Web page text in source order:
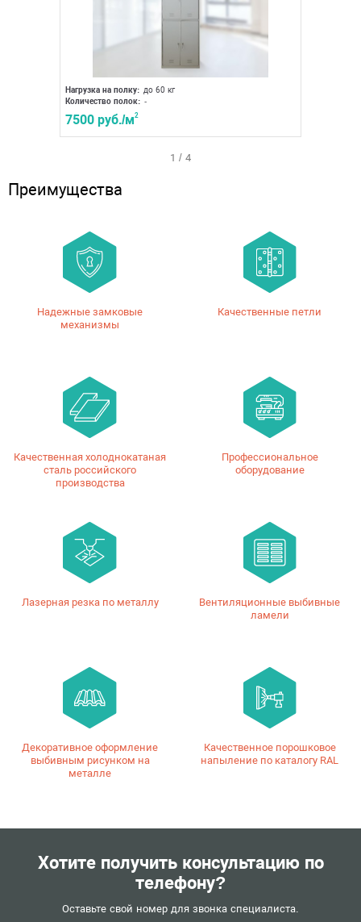
Нагрузка на полку: до 60 кг
Количество полок: -
7500 руб./м2
1 / 4
Преимущества
Надежные замковые
механизмы
Качественные петли
Качественная холоднокатаная
сталь российского
производства
Профессиональное
оборудование
Лазерная резка по металлу
Вентиляционные выбивные
ламели
Декоративное оформление
выбивным рисунком на
металле
Качественное порошковое
напыление по каталогу RAL
Хотите получить консультацию по
телефону?
Оставьте свой номер для звонка специалиста.